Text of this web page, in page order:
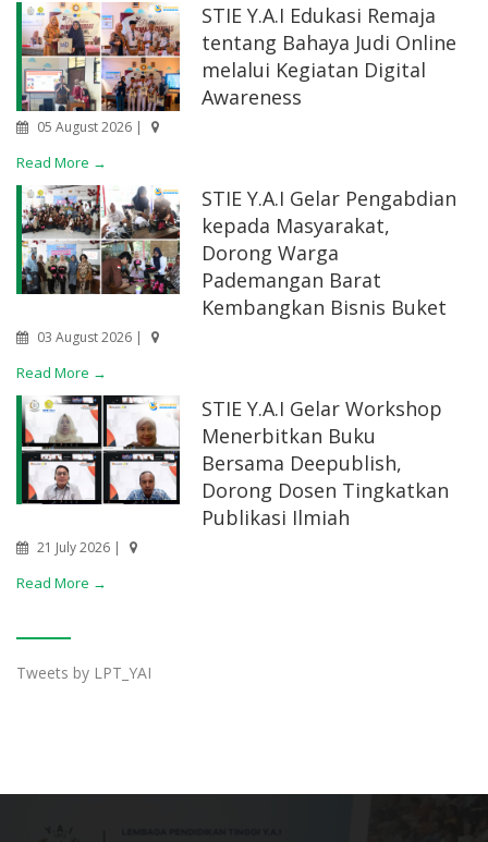
STIE Y.A.I Edukasi Remaja
tentang Bahaya Judi Online
melalui Kegiatan Digital
Awareness
05 August 2026 |
Read More →
STIE Y.A.I Gelar Pengabdian
kepada Masyarakat,
Dorong Warga
Pademangan Barat
Kembangkan Bisnis Buket
03 August 2026 |
Read More →
STIE Y.A.I Gelar Workshop
Menerbitkan Buku
Bersama Deepublish,
Dorong Dosen Tingkatkan
Publikasi Ilmiah
21 July 2026 |
Read More →
Tweets by LPT_YAI